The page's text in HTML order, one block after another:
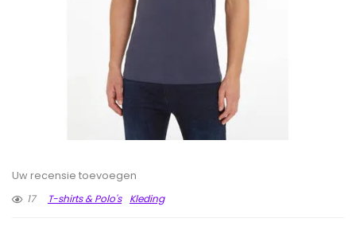
Uw recensie toevoegen
17
T-shirts & Polo's Kleding